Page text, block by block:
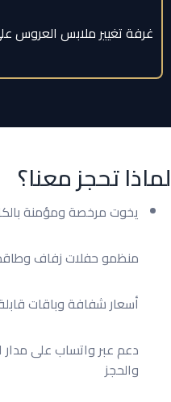
غرفة تغيير ملابس العروس
لماذا تحجز معنا؟
يخوت مرخصة ومؤمنة
منظمو حفلات زفاف
أسعار شفافة وباقات
دعم عبر واتساب على مدار
والحجز